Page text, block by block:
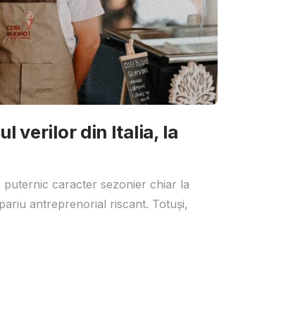
verilor din Italia, la
caracter sezonier chiar la
antreprenorial riscant. Totuși,